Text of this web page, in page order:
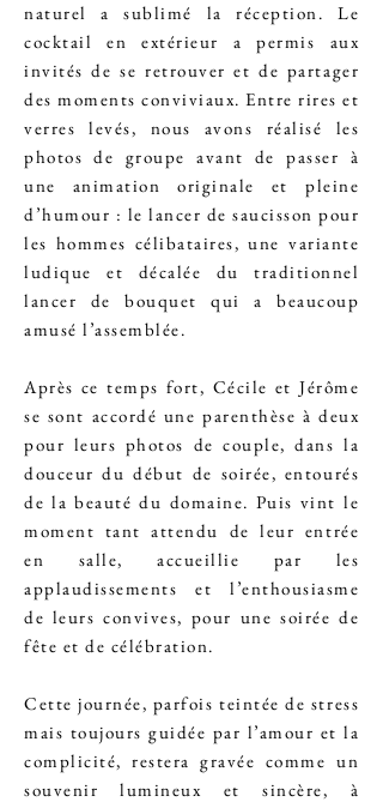
naturel a sublimé la réception. Le
cocktail en extérieur a permis aux
invités de se retrouver et de partager
des moments conviviaux. Entre rires et
verres levés, nous avons réalisé les
photos de groupe avant de passer à
une animation originale et pleine
d’humour : le lancer de saucisson pour
les hommes célibataires, une variante
ludique et décalée du traditionnel
lancer de bouquet qui a beaucoup
amusé l’assemblée.
Après ce temps fort, Cécile et Jérôme
se sont accordé une parenthèse à deux
pour leurs photos de couple, dans la
douceur du début de soirée, entourés
de la beauté du domaine. Puis vint le
moment tant attendu de leur entrée
en salle, accueillie par les
applaudissements et l’enthousiasme
de leurs convives, pour une soirée de
fête et de célébration.
Cette journée, parfois teintée de stress
mais toujours guidée par l’amour et la
complicité, restera gravée comme un
souvenir lumineux et sincère, à